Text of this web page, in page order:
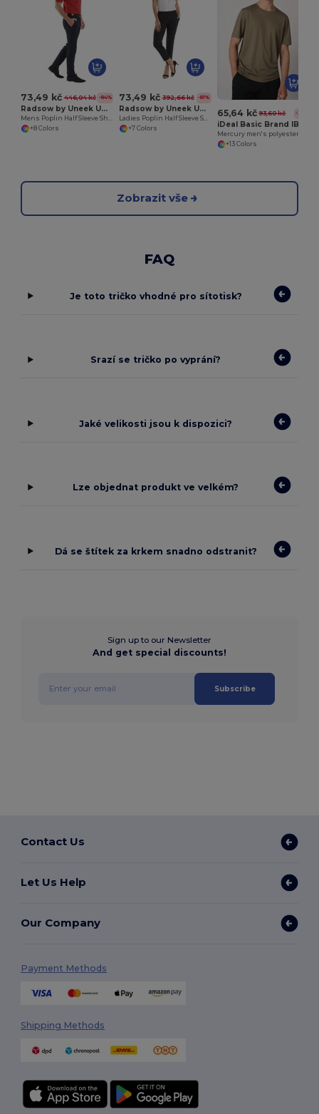
73,49 kč 446,04 kč -84%
Radsow by Uneek UC710
+8 Colors
73,49 kč 392,66 kč -81%
Radsow by Uneek UC712
+7 Colors
65,64 kč 93,60 kč -30%
+13 Colors
Zobrazit vše
FAQ
Je toto tričko vhodné pro sítotisk?
Srazí se tričko po vyprání?
Jaké velikosti jsou k dispozici?
Lze objednat produkt ve velkém?
Dá se štítek za krkem snadno odstranit?
Sign up to our Newsletter
And get special discounts!
Subscribe
Contact Us
Let Us Help
Our Company
Payment Methods
Shipping Methods